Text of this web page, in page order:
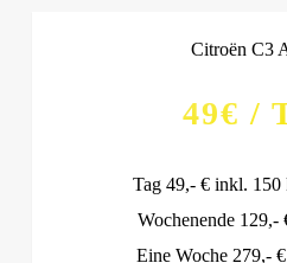
Citroën C3
49€ /
Tag 49,- € inkl.
Wochenende
Eine Woche 279,-